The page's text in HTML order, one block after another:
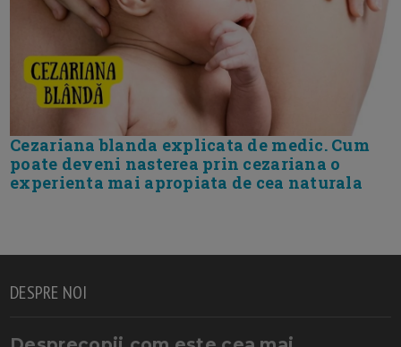
Cezariana blanda explicata de medic. Cum
poate deveni nasterea prin cezariana o
experienta mai apropiata de cea naturala
DESPRE NOI